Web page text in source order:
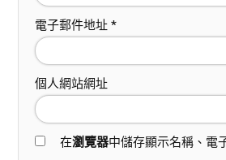
電子郵件地址 *
個人網站網址
在瀏覽器中儲存顯示名稱、電